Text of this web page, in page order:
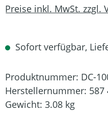
Preise inkl. MwSt. zzgl.
Sofort verfügbar,
Produktnummer: DC-
Herstellernummer: 587
Gewicht: 3.08 kg